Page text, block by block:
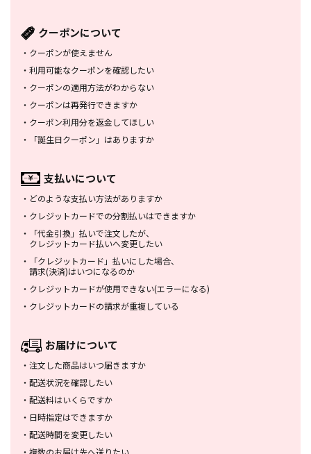
クーポンについて
・ クーポンが使えません
・ 利用可能なクーポンを確認したい
・ クーポンの適用方法がわからない
・ クーポンは再発行できますか
・ クーポン利用分を返金してほしい
・
「誕生日クーポン」はありますか
支払いについて
・ どのような支払い方法がありますか
・ クレジットカードでの分割払いはできますか
・
「代金引換」払いで注文したが、
クレジットカード払いへ変更したい
・
「クレジットカード」払いにした場合、
請求(決済)はいつになるのか
・ クレジットカードが使用できない(エラーになる)
・ クレジットカードの請求が重複している
お届けについて
・ 注文した商品はいつ届きますか
・ 配送状況を確認したい
・ 配送料はいくらですか
・ 日時指定はできますか
・ 配送時間を変更したい
・ 複数のお届け先へ送りたい